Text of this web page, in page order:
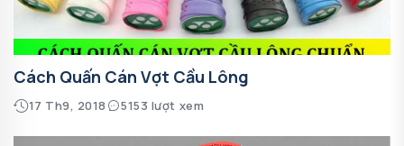
Cách Quấn Cán Vợt Cầu Lông
17 Th9, 2018 5153 lượt xem